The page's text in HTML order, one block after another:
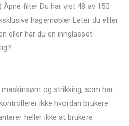
Åpne filter Du har vist 48 av 150
hagemøbler Leter du etter
eller har du en innglasset
og strikking, som har
ikke hvordan brukere
heller ikke at brukere